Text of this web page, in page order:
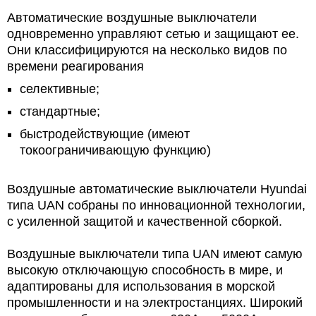
Автоматические воздушные выключатели
одновременно управляют сетью и защищают ее.
Они классифицируются на несколько видов по
времени реагирования
селективные;
стандартные;
быстродействующие (имеют
токоограничивающую функцию)
Воздушные автоматические выключатели Hyundai
типа UAN собраны по инновационной технологии,
с усиленной защитой и качественной сборкой.
Воздушные выключатели типа UAN имеют самую
высокую отключающую способность в мире, и
адаптированы для использования в морской
промышленности и на электростанциях. Широкий